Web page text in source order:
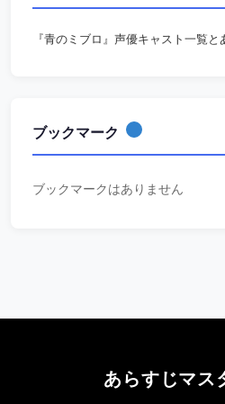
『青のミブロ』声優キャスト一覧
ブックマーク
ブックマークはありません
あらすじマス